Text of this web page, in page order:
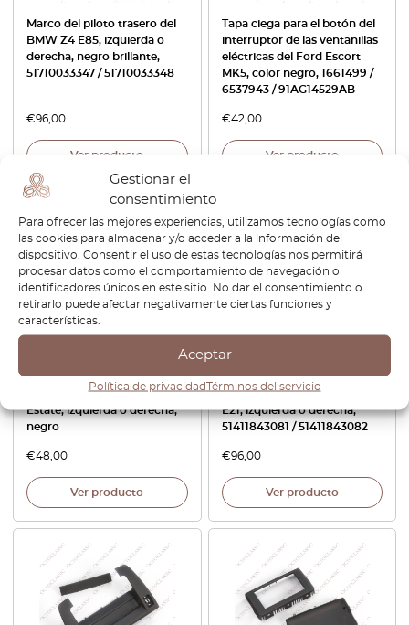
Gestionar el
consentimiento
Para ofrecer las mejores experiencias, utilizamos tecnologías como
las cookies para almacenar y/o acceder a la información del
dispositivo. Consentir el uso de estas tecnologías nos permitirá
procesar datos como el comportamiento de navegación o
identificadores únicos en este sitio. No dar el consentimiento o
retirarlo puede afectar negativamente ciertas funciones y
características.
Aceptar
Política de privacidadTérminos del servicio
Marco del piloto trasero del
BMW Z4 E85, izquierda o
derecha, negro brillante,
51710033347 / 51710033348
€96,00
Ver producto
Tapa ciega para el botón del
interruptor de las ventanillas
eléctricas del Ford Escort
MK5, color negro, 1661499 /
6537943 / 91AG14529AB
€42,00
Ver producto
para el panel de la puerta
trasera del Mercedes S210
Estate, izquierda o derecha,
negro
€48,00
Ver producto
Moldura cromada para el
reposabrazos del panel de la
puerta delantera del BMW
E21, izquierda o derecha,
51411843081 / 51411843082
€96,00
Ver producto